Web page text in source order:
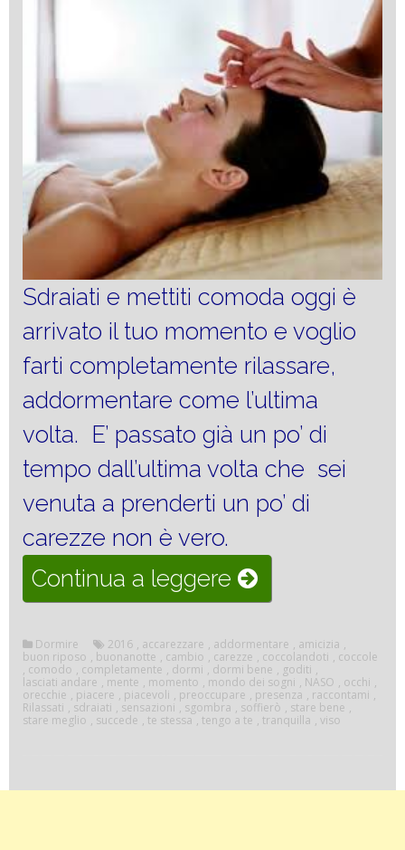
Sdraiati e mettiti comoda oggi è
arrivato il tuo momento e voglio
farti completamente rilassare,
addormentare come l’ultima
volta. E’ passato già un po’ di
tempo dall’ultima volta che sei
venuta a prenderti un po’ di
carezze non è vero.
Continua a leggere
RIPOSO,
DORMI
BENE”
Dormire 2016 , accarezzare , addormentare , amicizia ,
buon riposo , buonanotte , cambio , carezze , coccolandoti , coccole
, comodo , completamente , dormi , dormi bene , goditi ,
lasciati andare , mente , momento , mondo dei sogni , NASO , occhi ,
orecchie , piacere , piacevoli , preoccupare , presenza , raccontami ,
Rilassati , sdraiati , sensazioni , sgombra , soffierò , stare bene ,
stare meglio , succede , te stessa , tengo a te , tranquilla , viso